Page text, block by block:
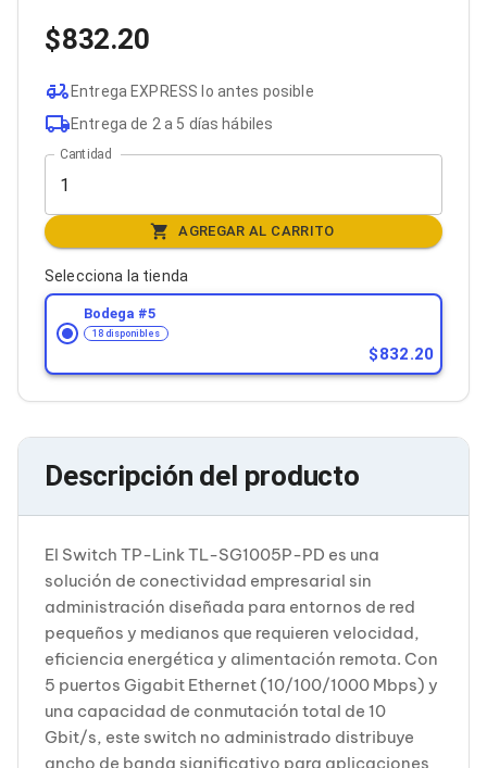
Adaptadores Audio AUX
Adaptadores Audio USB
Mouse
Mousepads
Teclados
Teclados Numéricos
Controles de Juego para PC
Accesorios para Servidores
Racks y Gabinetes
Charolas para Racks y Gabinetes
Cableado Estructurado para Servidores
Cables KVM
Fuentes de Poder
Soportes y Paneles
Sistemas Operativos para Servidores
Soportes de Datos
Ultrium
Discos Duros / SSD / NAS
Discos Duros Externos
Discos Duros para NAS
Discos Duros para Videovigilancia
Discos Duros para Servidores
Accesorios para SSD
Gabinetes para SSD
Almacenamiento MSA
Discos Duros Internos para PC
Discos Duros Internos para Laptop
Monitores
832.20
Entrega EXPRESS lo antes posible
Entrega de 2 a 5 días hábiles
Cantidad
AGREGAR AL CARRITO
Selecciona la tienda
Bodega #5
18 disponibles
832.20
Descripción del producto
El Switch TP-Link TL-SG1005P-PD es una
solución de conectividad empresarial sin
administración diseñada para entornos de red
pequeños y medianos que requieren velocidad,
eficiencia energética y alimentación remota. Con
5 puertos Gigabit Ethernet (10/100/1000 Mbps) y
una capacidad de conmutación total de 10
Gbit/s, este switch no administrado distribuye
ancho de banda significativo para aplicaciones